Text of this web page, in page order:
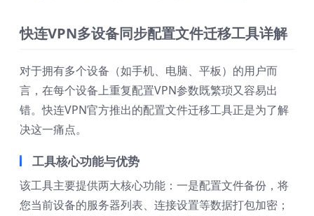
快连VPN多设备同步配置文件迁移工具详解
对于拥有多个设备（如手机、电脑、平板）的用户而
言，在每个设备上重复配置VPN参数既繁琐又容易出
错。快连VPN官方推出的配置文件迁移工具正是为了解
决这一痛点。
工具核心功能与优势
该工具主要提供两大核心功能：一是配置文件备份，将
您当前设备的服务器列表、连接设置等数据打包加密；